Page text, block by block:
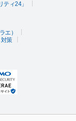
ィ24」
エ）
策